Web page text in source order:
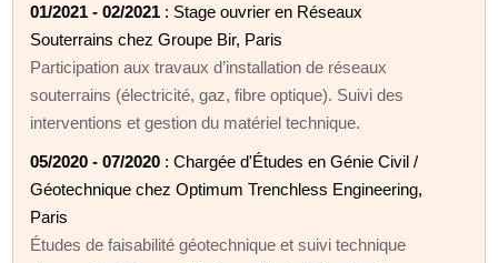
01/2021 - 02/2021 : Stage ouvrier en Réseaux
Souterrains chez Groupe Bir, Paris
Participation aux travaux d’installation de réseaux
souterrains (électricité, gaz, fibre optique). Suivi des
interventions et gestion du matériel technique.
05/2020 - 07/2020 : Chargée d'Études en Génie Civil /
Géotechnique chez Optimum Trenchless Engineering,
Paris
Études de faisabilité géotechnique et suivi technique